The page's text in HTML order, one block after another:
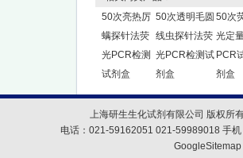
50次亮热厉
螨探针法荧
光PCR检测
试剂盒
50次透明毛圆
线虫探针法荧
光PCR检测试
剂盒
50次
光定
PCR
剂盒
上海研生生化试剂有限公司 版权所
电话：021-59162051 021-59989018 手
GoogleSitemap